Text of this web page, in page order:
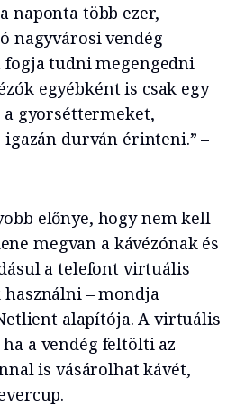
naponta több ezer,
nagyvárosi vendég
fogja tudni megengedni
egyébként is csak egy
a gyorséttermeket,
igazán durván érinteni.” –
előnye, hogy nem kell
megvan a kávézónak és
a telefont virtuális
– mondja
alapítója. A virtuális
a vendég feltölti az
is vásárolhat kávét,